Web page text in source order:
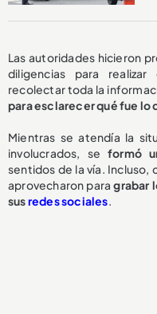
Las autoridades hicieron
diligencias para realizar
recolectar toda la
para esclarecer qué fue lo
Mientras se atendía la
involucrados, se formó
sentidos de la vía. Incluso,
aprovecharon paragrabar
susredes sociales.